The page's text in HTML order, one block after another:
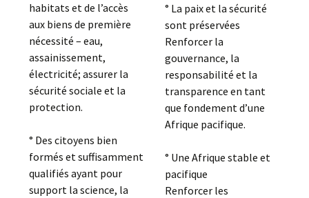
habitats et de l’accès
aux biens de première
nécessité – eau,
assainissement,
électricité; assurer la
sécurité sociale et la
protection.
° Des citoyens bien
formés et suffisamment
qualifiés ayant pour
support la science, la
° La paix et la sécurité
sont préservées
Renforcer la
gouvernance, la
responsabilité et la
transparence en tant
que fondement d’une
Afrique pacifique.
° Une Afrique stable et
pacifique
Renforcer les